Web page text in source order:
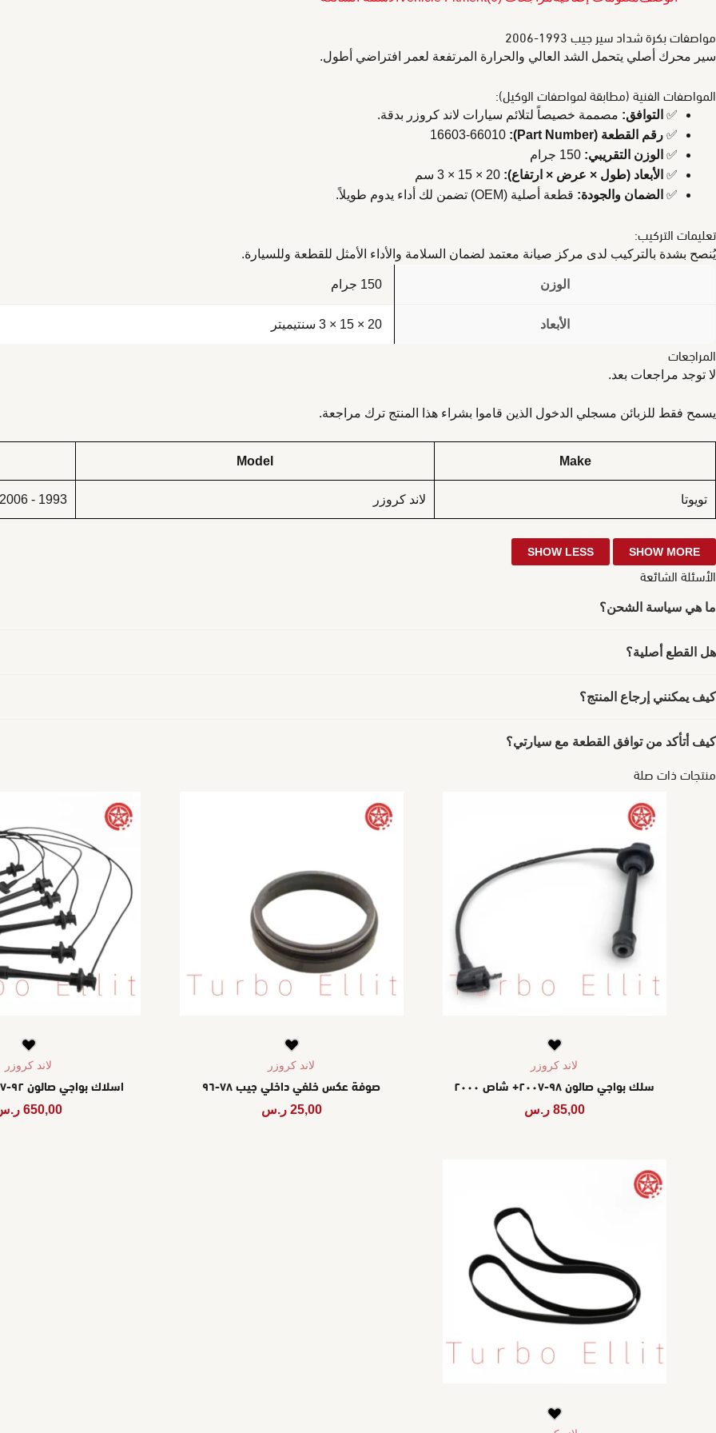
مواصفات بكرة شداد سير جيب 1993-2006
سير محرك أصلي يتحمل الشد العالي والحرارة المرتفعة لعمر افتراضي أطول.
المواصفات الفنية (مطابقة لمواصفات الوكيل):
✅ التوافق: مصممة خصيصاً لتلائم سيارات لاند كروزر بدقة.
✅ رقم القطعة (Part Number):
16603-66010
✅ الوزن التقريبي:
✅ الأبعاد (طول × عرض × ارتفاع):
✅ الضمان والجودة: قطعة أصلية (OEM) تضمن لك أداء يدوم طويلاً.
تعليمات التركيب:
يُنصح بشدة بالتركيب لدى مركز صيانة معتمد لضمان السلامة والأداء الأمثل للقطعة وللسيارة.
الوزن 150 جرام
الأبعاد 20 × 15 × 3 سنتيميتر
المراجعات
لا توجد مراجعات بعد.
يسمح فقط للزبائن مسجلي الدخول الذين قاموا بشراء هذا المنتج ترك مراجعة.
Make
Model
تويوتا لاند كروزر 1993 - 2006
الأسئلة الشائعة
ما هي سياسة الشحن؟
هل القطع أصلية؟
كيف يمكنني إرجاع المنتج؟
كيف أتأكد من توافق القطعة مع سيارتي؟
منتجات ذات صلة
لاند كروزر
سلك بواجي صالون ٩٨-٢٠٠٧+ شاص ٢٠٠٠
85,00 ر.س
لاند كروزر
صوفة عكس خلفي داخلي جيب ٧٨-٩٦
25,00 ر.س
لاند كروزر
اسلاك بواجي صالون ٩٢-٩٧ كربربتر 4500
650,00